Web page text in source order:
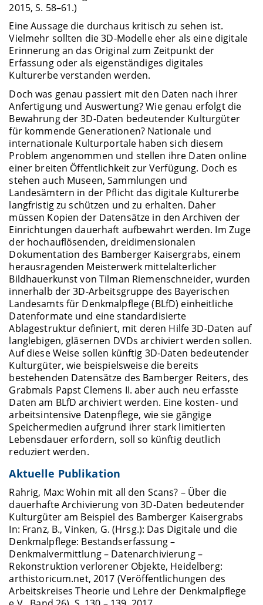
2015, S. 58–61.)
Eine Aussage die durchaus kritisch zu sehen ist.
Vielmehr sollten die 3D-Modelle eher als eine digitale
Erinnerung an das Original zum Zeitpunkt der
Erfassung oder als eigenständiges digitales
Kulturerbe verstanden werden.
Doch was genau passiert mit den Daten nach ihrer
Anfertigung und Auswertung? Wie genau erfolgt die
Bewahrung der 3D-Daten bedeutender Kulturgüter
für kommende Generationen? Nationale und
internationale Kulturportale haben sich diesem
Problem angenommen und stellen ihre Daten online
einer breiten Öffentlichkeit zur Verfügung. Doch es
stehen auch Museen, Sammlungen und
Landesämtern in der Pflicht das digitale Kulturerbe
langfristig zu schützen und zu erhalten. Daher
müssen Kopien der Datensätze in den Archiven der
Einrichtungen dauerhaft aufbewahrt werden. Im Zuge
der hochauflösenden, dreidimensionalen
Dokumentation des Bamberger Kaisergrabs, einem
herausragenden Meisterwerk mittelalterlicher
Bildhauerkunst von Tilman Riemenschneider, wurden
innerhalb der 3D-Arbeitsgruppe des Bayerischen
Landesamts für Denkmalpflege (BLfD) einheitliche
Datenformate und eine standardisierte
Ablagestruktur definiert, mit deren Hilfe 3D-Daten auf
langlebigen, gläsernen DVDs archiviert werden sollen.
Auf diese Weise sollen künftig 3D-Daten bedeutender
Kulturgüter, wie beispielsweise die bereits
bestehenden Datensätze des Bamberger Reiters, des
Grabmals Papst Clemens II. aber auch neu erfasste
Daten am BLfD archiviert werden. Eine kosten- und
arbeitsintensive Datenpflege, wie sie gängige
Speichermedien aufgrund ihrer stark limitierten
Lebensdauer erfordern, soll so künftig deutlich
reduziert werden.
Aktuelle Publikation
Rahrig, Max: Wohin mit all den Scans? – Über die
dauerhafte Archivierung von 3D-Daten bedeutender
Kulturgüter am Beispiel des Bamberger Kaisergrabs
In: Franz, B., Vinken, G. (Hrsg.): Das Digitale und die
Denkmalpflege: Bestandserfassung –
Denkmalvermittlung – Datenarchivierung –
Rekonstruktion verlorener Objekte, Heidelberg:
arthistoricum.net, 2017 (Veröffentlichungen des
Arbeitskreises Theorie und Lehre der Denkmalpflege